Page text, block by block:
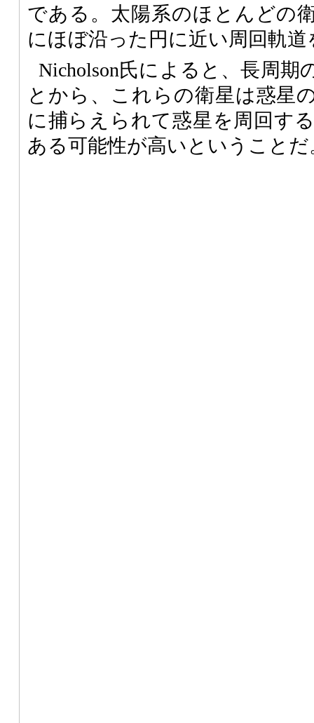
である。太陽系のほとんどの
にほぼ沿った円に近い周回軌道
Nicholson氏によると、長周期
とから、これらの衛星は惑星
に捕らえられて惑星を周回す
ある可能性が高いということだ